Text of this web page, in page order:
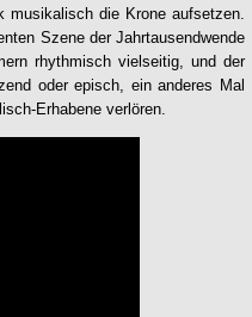
musikalisch die Krone aufsetzen.
Szene der Jahrtausendwende
rhythmisch vielseitig, und der
oder episch, ein anderes Mal
Erhabene verlören.